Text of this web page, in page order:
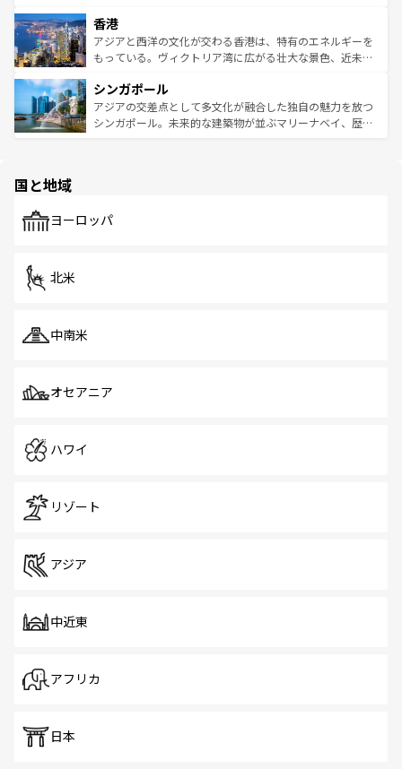
とつ。フォーやバインミー、ベトナムコーヒーなどは、ぜ
ひ現地で味わいたい。どの地域を訪れてもあたたかい人々
が旅行者を迎えてくれるので、きっと忘れられない旅にな
参照してほしい。
の活気が交差している。北部ではチェンマイなどの山岳地
帯で自然と触れ合い、南部ではプーケットやクラビの美し
いビーチでリゾート気分を楽しむことができる。タイ料理
激する。気候は一年中温暖で、どの季節にも異なる楽しみ
が待っている。親しみやすいタイの人々、仏教を中心とし
た文化、そして多様な観光資源が、訪れる旅人を魅了し続
香港
アジアと西洋の文化が交わる香港は、特有のエネルギーを
もっている。ヴィクトリア湾に広がる壮大な景色、近未来
み、どこを訪れても感動するはず。観光スポットが密集し
ており、効率よく見どころを回れるのも魅力。息をのむよ
うな絶景から文化的な体験まで、香港を存分に楽しみ尽く
シンガポール
アジアの交差点として多文化が融合した独自の魅力を放つ
シンガポール。未来的な建築物が並ぶマリーナベイ、歴史
で、ホーカーズは地元の風情を楽しめる外せないスポット
国と地域
ヨーロッパ
北米
中南米
オセアニア
ハワイ
リゾート
アジア
中近東
アフリカ
日本